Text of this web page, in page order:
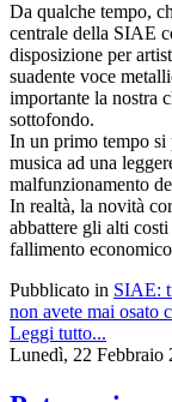
Da qualche tempo,
centrale della SIAE
disposizione per
suadente voce
importante la nostra
sottofondo.
In un primo tempo si
musica ad una
malfunzionamento
In realtà, la novità
abbattere gli alti
fallimento
Pubblicato in SIAE:
non avete mai osato
Leggi tutto...
Lunedì, 22 Febbraio